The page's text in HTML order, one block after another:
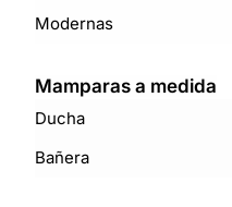
Modernas
Mamparas a medida
Ducha
Bañera